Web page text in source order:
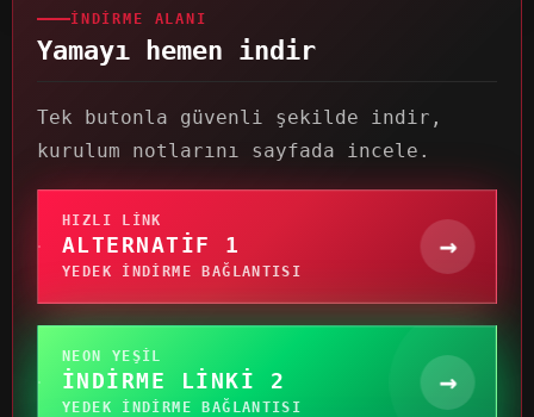
İNDIRME ALANI
Yamayı hemen indir
Tek butonla güvenli şekilde indir,
kurulum notlarını sayfada incele.
HIZLI LINK
ALTERNATIF 1
YEDEK INDIRME BAĞLANTISI
→
NEON YEŞIL
İNDIRME LINKI 2
YEDEK INDIRME BAĞLANTISI
→